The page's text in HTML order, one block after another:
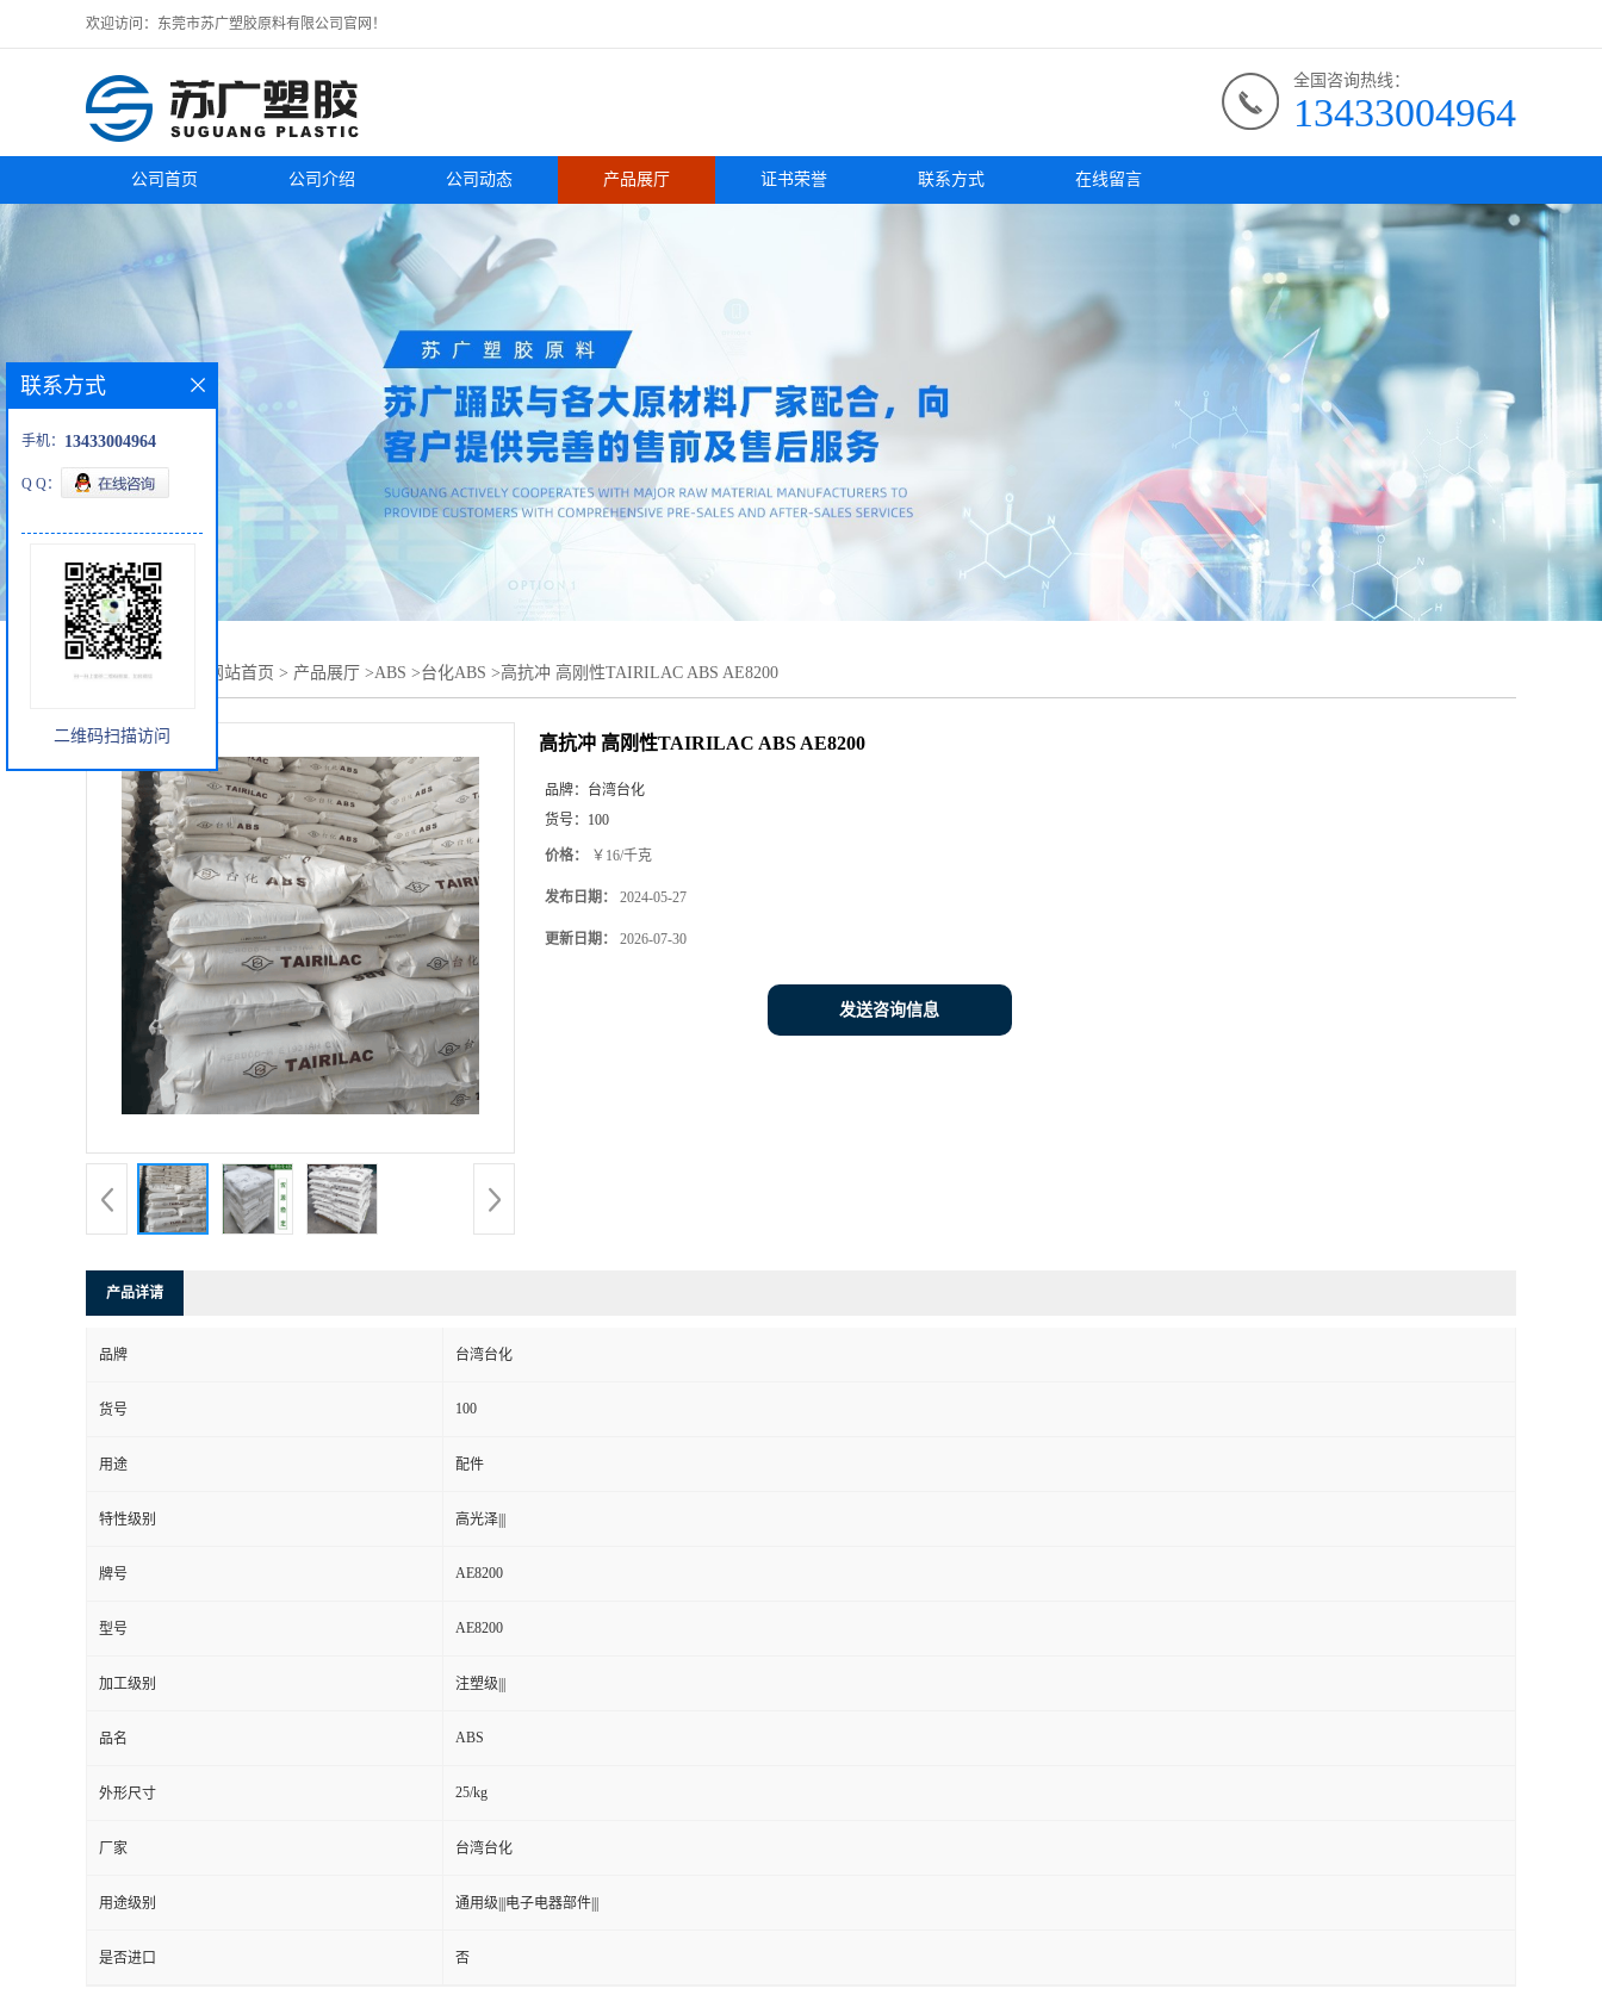
欢迎访问：东莞市苏广塑胶原料有限公司官网！
全国咨询热线：
13433004964
公司首页 公司介绍 公司动态 产品展厅 证书荣誉 联系方式 在线留言
您当前的位置： 网站首页 > 产品展厅 >ABS >台化ABS >高抗冲 高刚性TAIRILAC ABS AE8200
高抗冲 高刚性TAIRILAC ABS AE8200
品牌： 台湾台化
货号： 100
价格： ￥16/千克
发布日期： 2024-05-27
更新日期： 2026-07-30
发送咨询信息
产品详请
品牌 台湾台化
货号 100
用途 配件
特性级别 高光泽|||
牌号 AE8200
型号 AE8200
加工级别 注塑级|||
品名 ABS
外形尺寸 25/kg
厂家 台湾台化
用途级别 通用级|||电子电器部件|||
是否进口 否
联系方式
手机： 13433004964
Q Q：
二维码扫描访问